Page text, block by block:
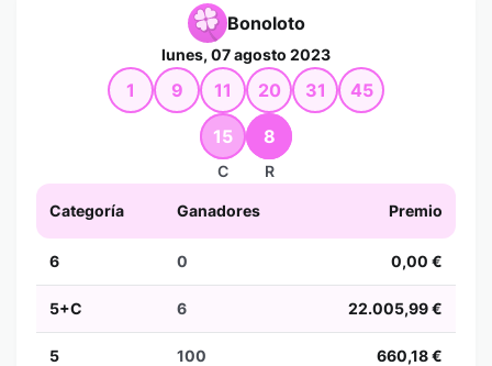
Bonoloto
lunes, 07 agosto 2023
1 9 11 20 31 45
15
C
8
R
Categoría Ganadores Premio
6 0 0,00 €
5+C 6 22.005,99 €
5 100 660,18 €